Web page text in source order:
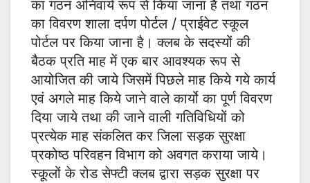
का गठन अनिवार्य रूप से किया जाना है तथा गठन
का विवरण शाला दर्पण पोर्टल / प्राईवेट स्कूल
पोर्टल पर किया जाना है। क्लब के सदस्यों की
बैठक प्रति माह में एक बार आवश्यक रूप से
आयोजित की जाये जिसमें पिछले माह किये गये कार्य
एवं अगले माह किये जाने वाले कार्यो का पूर्ण विवरण
दिया जाये तथा की जाने वाली गतिविधियों को
प्रत्येक माह संकलित कर जिला सड़क सुरक्षा
प्रकोष्ठ परिवहन विभाग को अवगत कराया जाये।
स्कूलों के रोड सेफ्टी क्लब द्वारा सड़क सुरक्षा पर